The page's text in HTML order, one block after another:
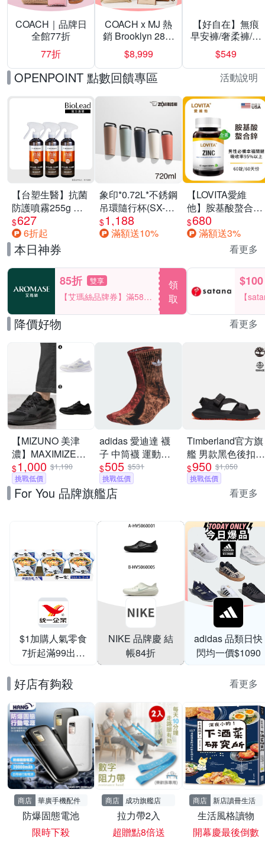
COACH｜品牌日
全館77折
77折
COACH x MJ 熱
銷 Brooklyn 28／
兩用／斜背包均
一價-多款可選
$8,999
【好自在】無痕
早安褲/奢柔褲/熊
抱安睡褲 超值組
任選一組 -生理
褲/衛生棉褲(無痕
褲18片、安睡褲
24片)
$549
OPENPOINT 點數回饋專區 活動說明
【台塑生醫】抗菌
防護噴霧255g 三
入組
$627
6折起
象印*0.72L*不銹鋼
吊環隨行杯(SX-
LA72H)
$1,188
滿額送10%
【LOVITA愛維
他】胺基酸螯合鋅
x2瓶30mg素食錠
(鋅錠)
$680
滿額送3%
本日神券 看更多
85折 雙享
【艾瑪絲品牌券】滿580
享85折！
領
取
$100
【
一件
降價好物 看更多
【MIZUNO 美津
濃】MAXIMIZER
慢跑鞋 運動鞋 男
女 A-
K1GA250201 B-
$1,000 $1,190
挑戰低價
adidas 愛迪達 襪
子 中筒襪 運動襪
三葉草 TIE DYE
CREW 咖紅
IJ6672
$505 $531
挑戰低價
Timberland官方旗
艦 男款黑色後扣式
涼鞋|A6DPPETY
$950 $1,050
挑戰低價
For You 品牌旗艦店 看更多
$1加購人氣零食
7折起滿99出貨
NIKE 品牌慶 結
帳84折
adidas 品類日快
閃均一價$1090
好店有夠殺 看更多
商店 華廣手機配件
防爆固態電池
限時下殺
商店 成功旗艦店
拉力帶2入
超贈點8倍送
商店 新店讀冊生活
生活風格讀物
開幕慶最後倒數